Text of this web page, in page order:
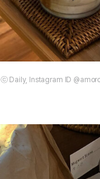
ⓒ Daily, Instagram ID